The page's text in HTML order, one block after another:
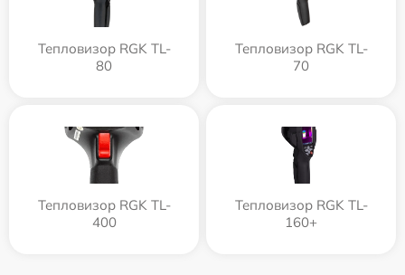
Тепловизор RGK TL-
80
Тепловизор RGK TL-
70
Тепловизор RGK TL-
400
Тепловизор RGK TL-
160+